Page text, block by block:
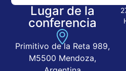
Lugar de la
conferencia
Primitivo de la Reta 989,
M5500 Mendoza,